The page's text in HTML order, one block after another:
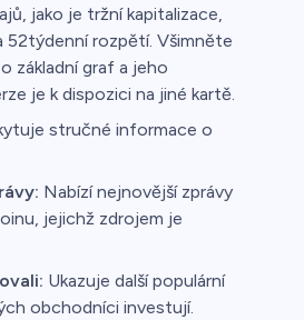
jako je tržní kapitalizace,
52týdenní rozpětí. Všimněte
základní graf a jeho
je k dispozici na jiné kartě.
stručné informace o
Nabízí nejnovější zprávy
jejichž zdrojem je
Ukazuje další populární
obchodníci investují.